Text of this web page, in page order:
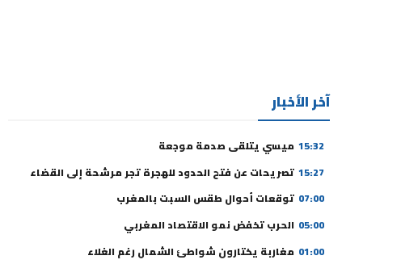
آخر الأخبار
15:32 ميسي يتلقى صدمة موجعة
15:27 تصريحات عن فتح الحدود للهجرة تجر مرشحة إلى القضاء
07:00 توقعات أحوال طقس السبت بالمغرب
05:00 الحرب تخفض نمو الاقتصاد المغربي
01:00 مغاربة يختارون شواطئ الشمال رغم الغلاء